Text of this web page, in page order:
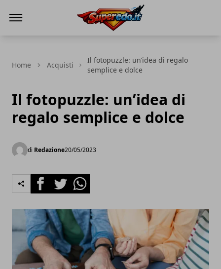
Home Acquisti
Il fotopuzzle: un’idea di regalo
semplice e dolce
Il fotopuzzle: un’idea di
regalo semplice e dolce
di Redazione20/05/2023
FacebookTwitterWhatsapp